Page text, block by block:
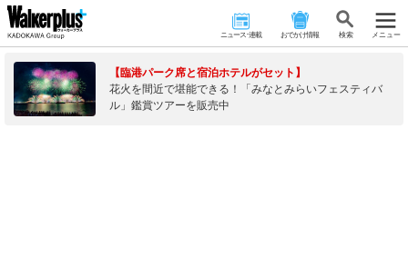
ニュース･連載 おでかけ情報 検 索 メニュー
【臨港パーク席と宿泊ホテルがセット】
花火を間近で堪能できる！「みなとみらいフェスティバ
ル」鑑賞ツアーを販売中